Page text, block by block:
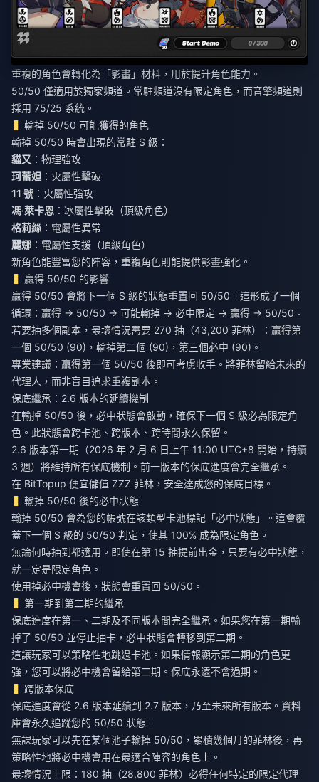
重複的角色會轉化為「影畫」材料，用於提升角色能力。
50/50 僅適用於獨家頻道。常駐頻道沒有限定角色，而音擎頻道則
採用 75/25 系統。
輸掉 50/50 可能獲得的角色
輸掉 50/50 時會出現的常駐 S 級：
貓又 ：物理強攻
珂蕾妲 ：火屬性擊破
11 號 ：火屬性強攻
馮·萊卡恩 ：冰屬性擊破（頂級角色）
格莉絲 ：電屬性異常
麗娜 ：電屬性支援（頂級角色）
新角色能豐富您的陣容，重複角色則能提供影畫強化。
贏得 50/50 的影響
贏得 50/50 會將下一個 S 級的狀態重置回 50/50。這形成了一個
循環：贏得 → 50/50 → 可能輸掉 → 必中限定 → 贏得 → 50/50。
若要抽多個副本，最壞情況需要 270 抽（43,200 菲林）：贏得第
一個 50/50 (90)，輸掉第二個 (90)，第三個必中 (90)。
專業建議：贏得第一個 50/50 後即可考慮收手。將菲林留給未來的
代理人，而非盲目追求重複副本。
保底繼承：2.6 版本的延續機制
在輸掉 50/50 後，必中狀態會啟動，確保下一個 S 級必為限定角
色。此狀態會跨卡池、跨版本、跨時間永久保留。
2.6 版本第一期（2026 年 2 月 6 日上午 11:00 UTC+8 開始，持續
3 週）將維持所有保底機制。前一版本的保底進度會完全繼承。
在 BitTopup 便宜儲值 ZZZ 菲林 ，安全達成您的保底目標。
輸掉 50/50 後的必中狀態
輸掉 50/50 會為您的帳號在該類型卡池標記「必中狀態」。這會覆
蓋下一個 S 級的 50/50 判定，使其 100% 成為限定角色。
無論何時抽到都適用。即使在第 15 抽提前出金，只要有必中狀態，
就一定是限定角色。
使用掉必中機會後，狀態會重置回 50/50。
第一期到第二期的繼承
保底進度在第一、二期及不同版本間完全繼承。如果您在第一期輸
掉了 50/50 並停止抽卡，必中狀態會轉移到第二期。
這讓玩家可以策略性地跳過卡池。如果情報顯示第二期的角色更
強，您可以將必中機會留給第二期。保底永遠不會過期。
跨版本保底
保底進度會從 2.6 版本延續到 2.7 版本，乃至未來所有版本。資料
庫會永久追蹤您的 50/50 狀態。
無課玩家可以先在某個池子輸掉 50/50，累積幾個月的菲林後，再
策略性地將必中機會用在最適合陣容的角色上。
最壞情況上限：180 抽（28,800 菲林）必得任何特定的限定代理